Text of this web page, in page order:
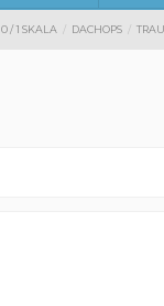
0 / 1 SKALA DACHOPS